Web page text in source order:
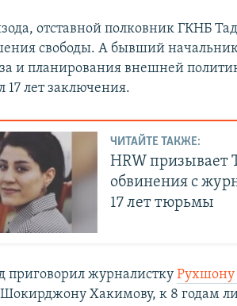
отставной полковник ГКНБ
свободы. А бывший
и планирования внешней
17 лет заключения.
ЧИТАЙТЕ ТАКЖЕ:
HRW призывает
обвинения с
17 лет тюрьмы
приговорил журналисткуРухшону
Хакимову, к 8 годам